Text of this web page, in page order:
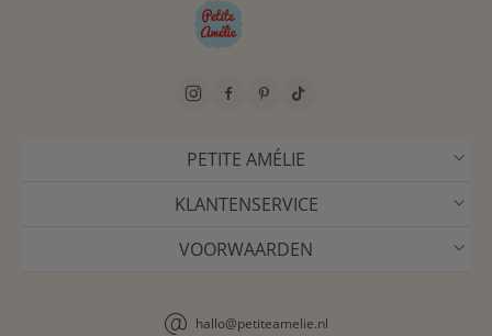
PETITE AMÉLIE
KLANTENSERVICE
VOORWAARDEN
hallo@petiteamelie.nl